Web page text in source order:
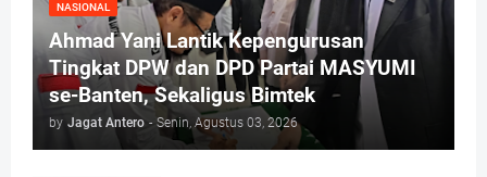
NASIONAL
Ahmad Yani Lantik Kepengurusan
Tingkat DPW dan DPD Partai MASYUMI
se-Banten, Sekaligus Bimtek
by Jagat Antero - Senin, Agustus 03, 2026